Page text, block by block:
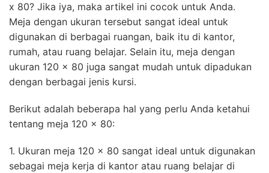
x 80? Jika iya, maka artikel ini cocok untuk Anda.
Meja dengan ukuran tersebut sangat ideal untuk
digunakan di berbagai ruangan, baik itu di kantor,
rumah, atau ruang belajar. Selain itu, meja dengan
ukuran 120 x 80 juga sangat mudah untuk dipadukan
dengan berbagai jenis kursi.
Berikut adalah beberapa hal yang perlu Anda ketahui
tentang meja 120 x 80:
1. Ukuran meja 120 x 80 sangat ideal untuk digunakan
sebagai meja kerja di kantor atau ruang belajar di